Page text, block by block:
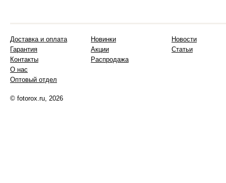
Доставка и оплата
Гарантия
Контакты
О нас
Оптовый отдел
Новинки
Акции
Распродажа
Новости
Статьи
© fotorox.ru, 2026